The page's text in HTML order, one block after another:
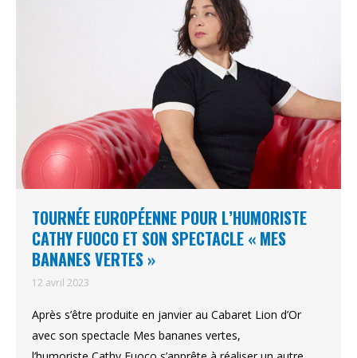
TOURNÉE EUROPÉENNE POUR L’HUMORISTE
CATHY FUOCO ET SON SPECTACLE « MES
BANANES VERTES »
12 avril 2023
Après s’être produite en janvier au Cabaret Lion d’Or
avec son spectacle Mes bananes vertes,